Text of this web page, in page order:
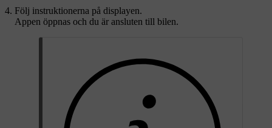
Följ instruktionerna på displayen.
Appen öppnas och du är ansluten till bilen.